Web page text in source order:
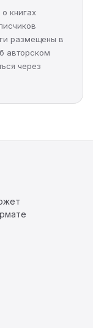
книгах
размещены в
авторском
через